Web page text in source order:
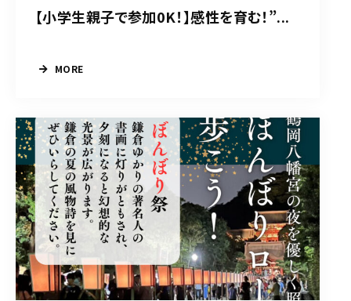
【小学生親子で参加0K！】感性を育む！”...
MORE